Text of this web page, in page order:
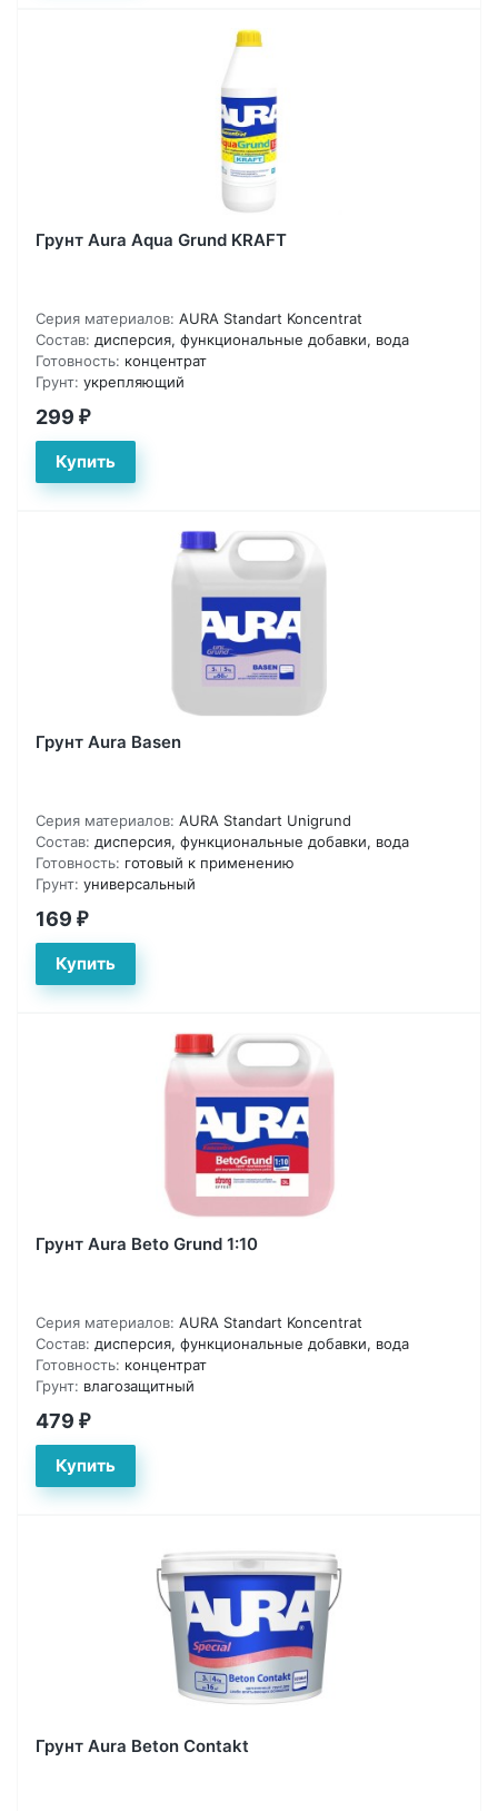
Грунт Aura Aqua Grund KRAFT
Серия материалов: AURA Standart Koncentrat
Состав: дисперсия, функциональные добавки, вода
Готовность: концентрат
Грунт: укрепляющий
299 ₽
Грунт Aura Basen
Серия материалов: AURA Standart Unigrund
Состав: дисперсия, функциональные добавки, вода
Готовность: готовый к применению
Грунт: универсальный
169 ₽
Грунт Aura Beto Grund 1:10
Серия материалов: AURA Standart Koncentrat
Состав: дисперсия, функциональные добавки, вода
Готовность: концентрат
Грунт: влагозащитный
479 ₽
Грунт Aura Beton Contakt